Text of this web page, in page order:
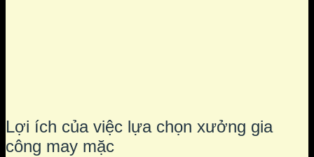
Lợi ích của việc lựa chọn xưởng gia
công may mặc